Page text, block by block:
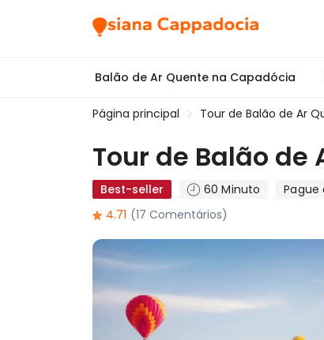
Balão de Ar Quente na Capadócia
Página principal Tour de Balão de Ar
Tour de Balão de
Best-seller 60 Minuto
Pague
4.71 (17 Comentários)